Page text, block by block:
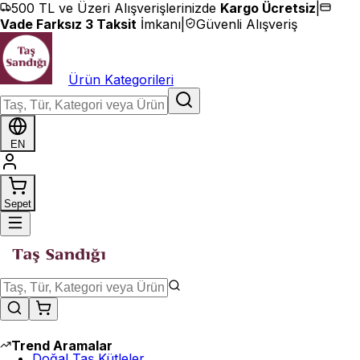
İçeriğe geç
500 TL ve Üzeri Alışverişlerinizde Kargo Ücretsiz
Vade Farksız 3 Taksit İmkanı Güvenli Alışveriş
Ürün Kategorileri
EN
Sepet
Trend Aramalar